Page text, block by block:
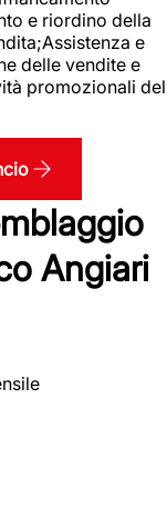
e riordino della
e
delle vendite e
promozionali del
Angiari